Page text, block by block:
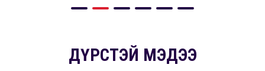
ДҮРСТЭЙ МЭДЭЭ